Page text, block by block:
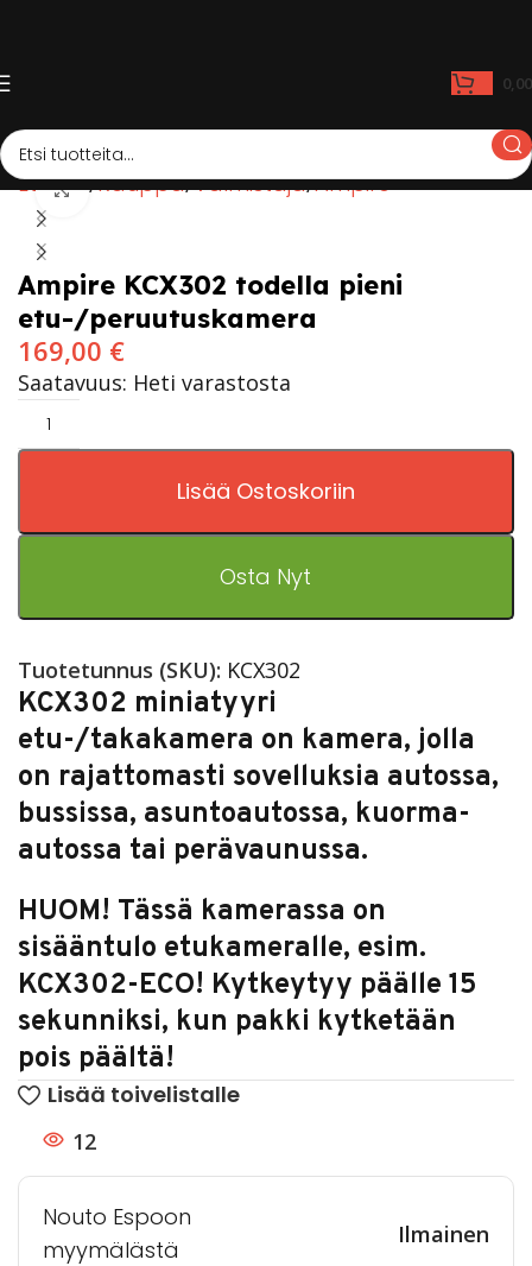
Etusivu Kauppa Valmistaja Ampire
Click to enlarge
Ampire KCX302 todella pieni
etu-/peruutuskamera
169,00 €
Saatavuus: Heti varastosta
Lisää Ostoskoriin
Osta Nyt
Tuotetunnus (SKU): KCX302
KCX302 miniatyyri
etu-/takakamera on kamera, jolla
on rajattomasti sovelluksia autossa,
bussissa, asuntoautossa, kuorma-
autossa tai perävaunussa.
HUOM! Tässä kamerassa on
sisääntulo etukameralle, esim.
KCX302-ECO! Kytkeytyy päälle 15
sekunniksi, kun pakki kytketään
pois päältä!
Lisää toivelistalle
12
Nouto Espoon
myymälästä
Ilmainen